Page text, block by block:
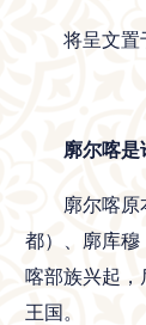
将呈文置
廓尔喀是
廓尔喀原
都）、廓库穆
喀部族兴起
王国。